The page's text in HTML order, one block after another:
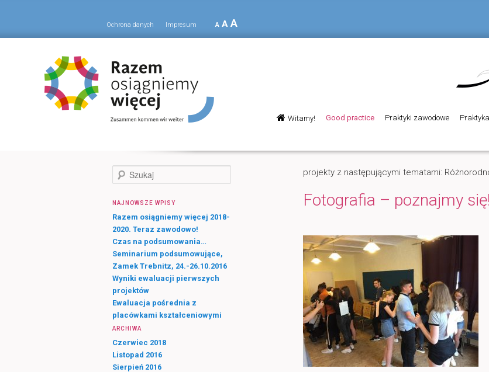
Ochrona danych Impresum A A A
główne
Przeskocz
tekstu
Przeskocz
widgetów
Witamy! Good practice Praktyki zawodowe
projekty z następującymi tematami:
Fotografia – poznajmy się!
z
k
a
j
NAJNOWSZE WPISY
Razem osiągniemy więcej 2018-
2020. Teraz zawodowo!
Czas na podsumowania…
Seminarium podsumowujące,
Zamek Trebnitz, 24.-26.10.2016
Wyniki ewaluacji pierwszych
projektów
Ewaluacja pośrednia z
placówkami kształceniowymi
ARCHIWA
Czerwiec 2018
Listopad 2016
Sierpień 2016